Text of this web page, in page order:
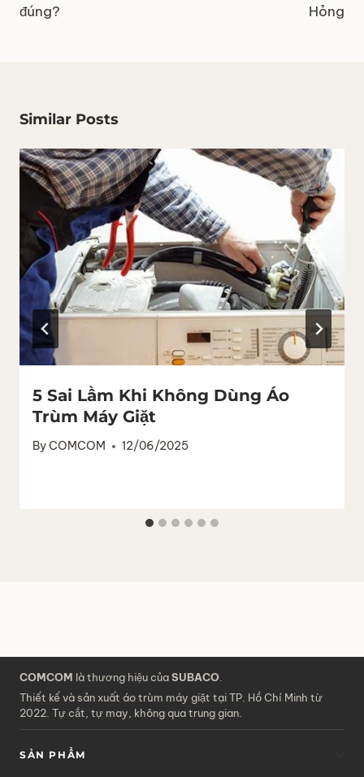
đúng?
Hỏng
Similar Posts
5 Sai Lầm Khi Không Dùng Áo
Trùm Máy Giặt
ByCOMCOM 12/06/2025
COMCOM là thương hiệu củaSUBACO
Thiết kế và sản xuất áo trùm máy giặt tại TP. Hồ Chí Minh từ
2022. Tự cắt, tự may, không qua trung gian.
SẢN PHẨM